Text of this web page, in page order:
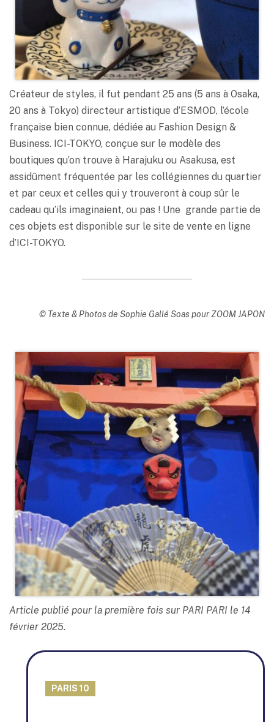
Créateur de styles, il fut pendant 25 ans (5 ans à Osaka,
20 ans à Tokyo) directeur artistique d’ESMOD, l’école
française bien connue, dédiée au Fashion Design &
Business. ICI-TOKYO, conçue sur le modèle des
boutiques qu’on trouve à Harajuku ou Asakusa, est
assidûment fréquentée par les collégiennes du quartier
et par ceux et celles qui y trouveront à coup sûr le
cadeau qu’ils imaginaient, ou pas ! Une grande partie de
ces objets est disponible sur le site de vente en ligne
d’ICI-TOKYO.
© Texte & Photos de Sophie Gallé Soas pour ZOOM JAPON
Article publié pour la première fois sur PARI PARI le 14
février 2025.
PARIS 10